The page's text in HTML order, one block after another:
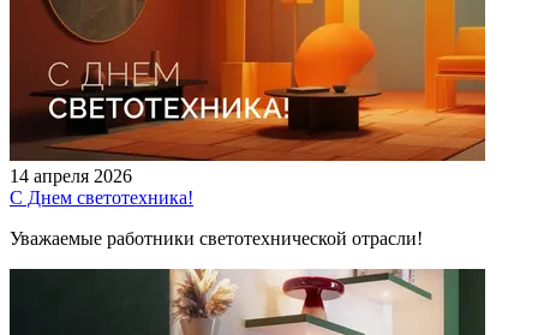
14 апреля 2026
С Днем светотехника!
Уважаемые работники светотехнической отрасли!